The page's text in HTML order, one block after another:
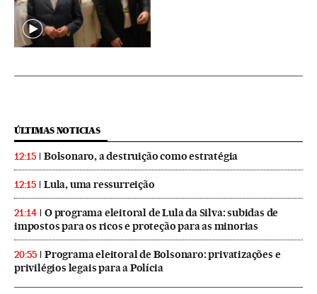
ÚLTIMAS NOTICIAS
12:15 Bolsonaro, a destruição como estratégia
12:15 Lula, uma ressurreição
21:14
O programa eleitoral de Lula da Silva: subidas de
impostos para os ricos e proteção para as minorias
20:55
Programa eleitoral de Bolsonaro: privatizações e
privilégios legais para a Polícia